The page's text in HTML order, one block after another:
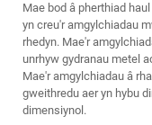
Mae bod â pherthiad
yn creu'r amgylchiadau
rhedyn. Mae'r
unrhyw gydranau metel
Mae'r amgylchiadau â
gweithredu aer yn hybu
dimensiynol.